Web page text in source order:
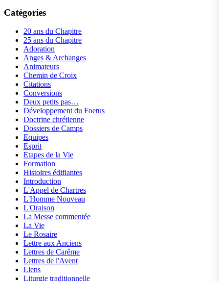
Catégories
20 ans du Chapitre
25 ans du Chapitre
Adoration
Anges & Archanges
Animateurs
Chemin de Croix
Citations
Conversions
Deux petits pas…
Développement du Foetus
Doctrine chrétienne
Dossiers de Camps
Equipes
Esprit
Etapes de la Vie
Formation
Histoires édifiantes
Introduction
L'Appel de Chartres
L'Homme Nouveau
L'Oraison
La Messe commentée
La Vie
Le Rosaire
Lettre aux Anciens
Lettres de Carême
Lettres de l'Avent
Liens
Liturgie traditionnelle